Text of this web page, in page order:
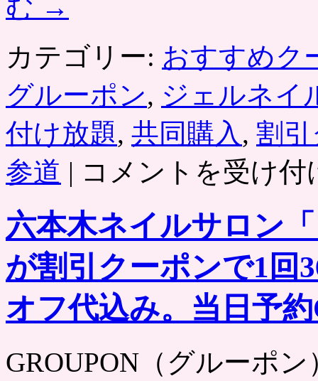
む →
カテゴリー: おすすめク
グルーポン, ジェルネイ
付け放題, 共同購入 , 割
参道 |
参
道
ネ
イ
ル
サ
ロ
ジ
ェ
コメントを受け
六本木ネイルサロン
が割引クーポンで1回
オフ代込み。当日予
GROUPON（グルーポ